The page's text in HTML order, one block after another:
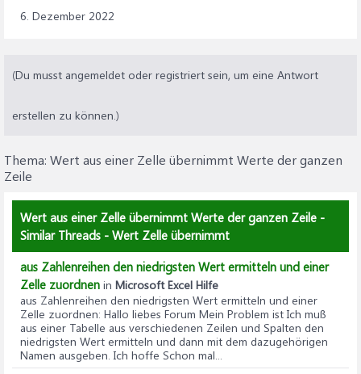
6. Dezember 2022
(Du musst angemeldet oder registriert sein, um eine Antwort
erstellen zu können.)
Thema: Wert aus einer Zelle übernimmt Werte der ganzen
Zeile
Wert aus einer Zelle übernimmt Werte der ganzen Zeile -
Similar Threads - Wert Zelle übernimmt
aus Zahlenreihen den niedrigsten Wert ermitteln und einer
Zelle zuordnen in Microsoft Excel Hilfe
aus Zahlenreihen den niedrigsten Wert ermitteln und einer
Zelle zuordnen: Hallo liebes Forum Mein Problem ist Ich muß
aus einer Tabelle aus verschiedenen Zeilen und Spalten den
niedrigsten Wert ermitteln und dann mit dem dazugehörigen
Namen ausgeben. Ich hoffe Schon mal...